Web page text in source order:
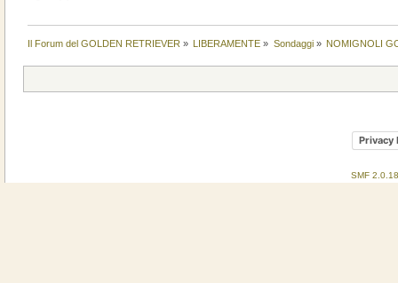
Il Forum del GOLDEN RETRIEVER » LIBERAMENTE » Sondaggi» NOMIGNOLI
Privacy
SMF 2.0.18